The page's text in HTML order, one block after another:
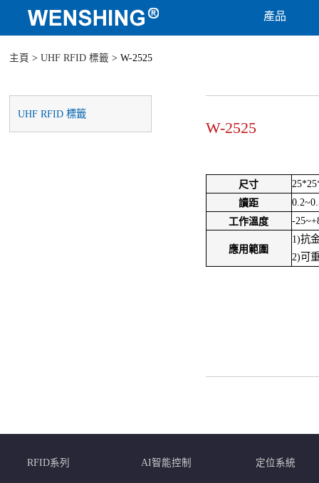
產品
主頁 > UHF RFID 標籤 > W-2525
UHF RFID 標籤
W-2525
尺寸
讀距
工作溫度 -
應用範圍
1)抗
2)可
RFID系列 AI智能控制 定位系統